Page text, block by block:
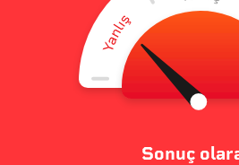
Sonuç